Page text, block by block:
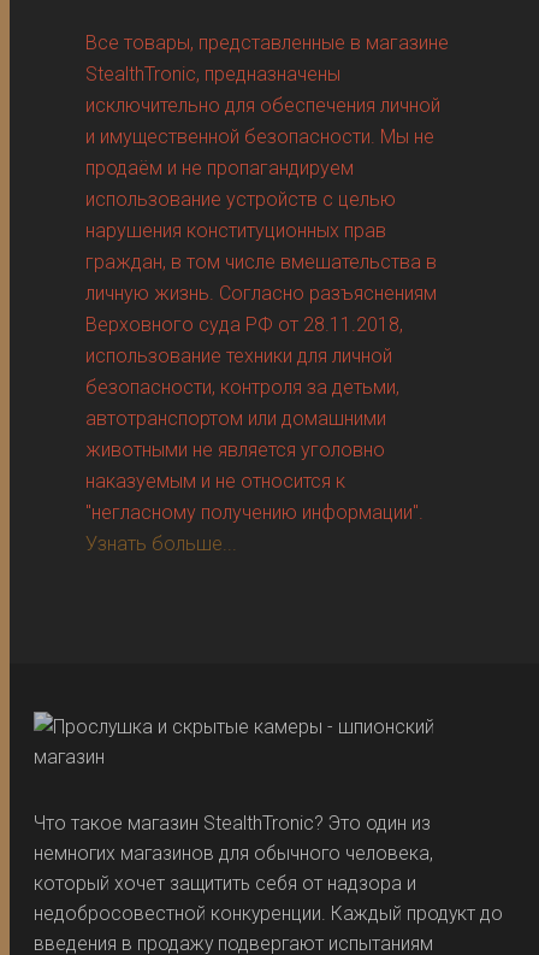
Все товары, представленные в магазине
StealthTronic, предназначены
исключительно для обеспечения личной
и имущественной безопасности. Мы не
продаём и не пропагандируем
использование устройств с целью
нарушения конституционных прав
граждан, в том числе вмешательства в
личную жизнь. Согласно разъяснениям
Верховного суда РФ от 28.11.2018,
использование техники для личной
безопасности, контроля за детьми,
автотранспортом или домашними
животными не является уголовно
наказуемым и не относится к
"негласному получению информации".
Узнать больше...
Что такое магазин StealthTronic? Это один из
немногих магазинов для обычного человека,
который хочет защитить себя от надзора и
недобросовестной конкуренции. Каждый продукт до
введения в продажу подвергают испытаниям